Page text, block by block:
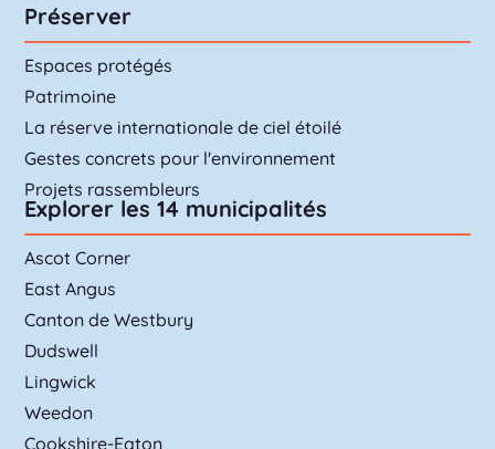
Préserver
Espaces protégés
Patrimoine
La réserve internationale de ciel étoilé
Gestes concrets pour l'environnement
Projets rassembleurs
Explorer les 14 municipalités
Ascot Corner
East Angus
Canton de Westbury
Dudswell
Lingwick
Weedon
Cookshire-Eaton